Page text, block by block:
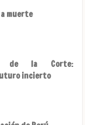
muerte
de la Corte:
incierto